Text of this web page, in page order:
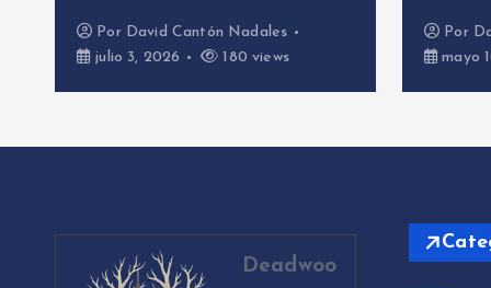
PorDavid Cantón Nadales
mayo 10, 2026
488 views
Deadwoo